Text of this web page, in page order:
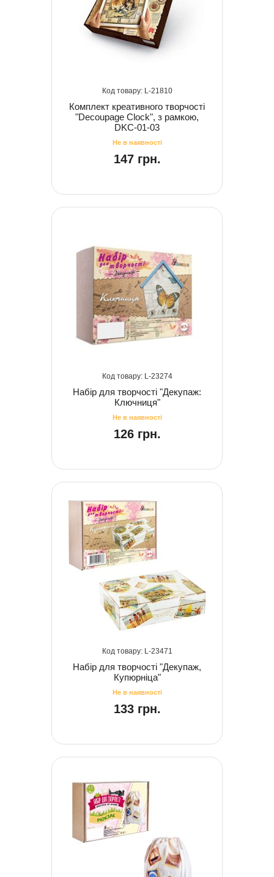
21810
Комплект креативного творчості
"Decoupage Clock", з рамкою,
DKC-01-03
147 грн.
23274
Набір для творчості "Декупаж:
Ключниця"
126 грн.
23471
Набір для творчості "Декупаж,
Купюрніца"
133 грн.